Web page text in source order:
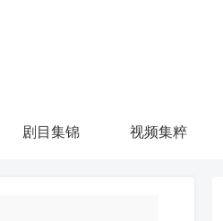
剧目集锦 视频集粹